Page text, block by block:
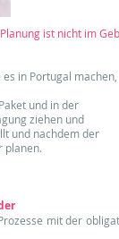
ist nicht im
in Portugal machen,
und in der
ziehen und
und nachdem der
planen.
mit der